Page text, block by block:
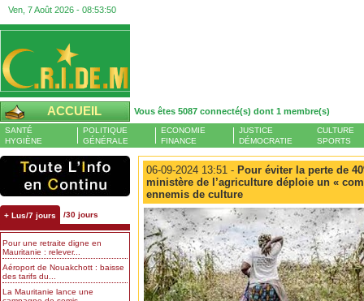
Ven, 7 Août 2026 - 08:53:51
ACCUEIL Vous êtes 5087 connecté(s) dont 1 membre(s)
SANTÉ
HYGIÈNE
POLITIQUE
GÉNÉRALE
ECONOMIE
FINANCE
JUSTICE
DÉMOCRATIE
CULTURE
SPORTS
+ Lus/7 jours /30 jours
Pour une retraite digne en
Mauritanie : relever...
Aéroport de Nouakchott : baisse
des tarifs du...
La Mauritanie lance une
06-09-2024 13:51 - Pour éviter la perte de
ministère de l’agriculture déploie un «
ennemis de culture